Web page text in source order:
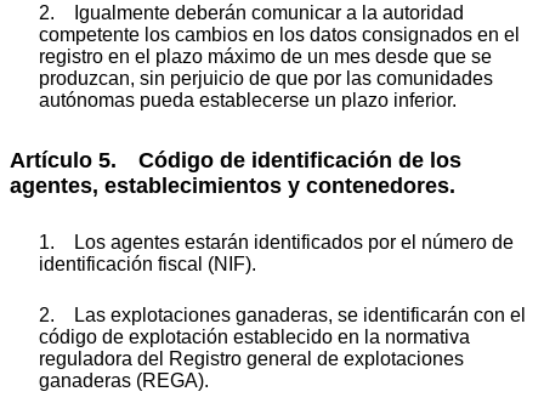
2. Igualmente deberán comunicar a la autoridad
competente los cambios en los datos consignados en el
registro en el plazo máximo de un mes desde que se
produzcan, sin perjuicio de que por las comunidades
autónomas pueda establecerse un plazo inferior.
Artículo 5. Código de identificación de los
agentes, establecimientos y contenedores.
1. Los agentes estarán identificados por el número de
identificación fiscal (NIF).
2. Las explotaciones ganaderas, se identificarán con el
código de explotación establecido en la normativa
reguladora del Registro general de explotaciones
ganaderas (REGA).